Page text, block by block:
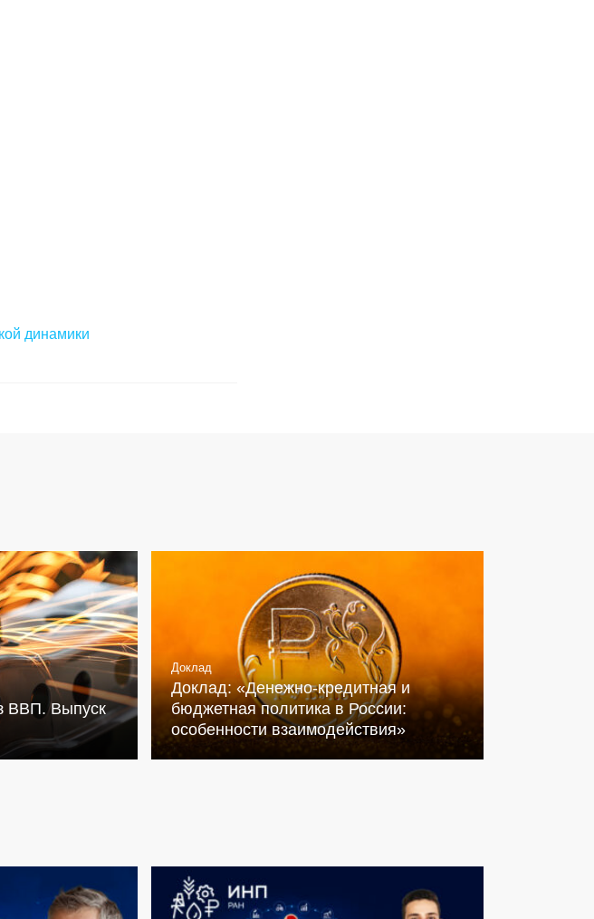
динамики
ВВП. Выпуск
Доклад
Доклад: «Денежно-кредитная и
бюджетная политика в России:
особенности взаимодействия»